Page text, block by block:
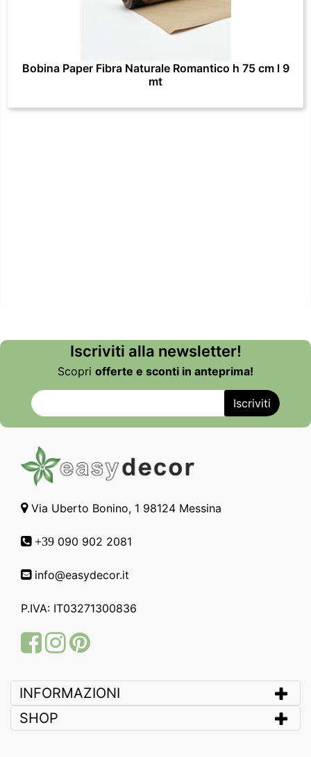
Bobina Paper Fibra Naturale Romantico h 75 cm l 9
mt
Iscriviti alla newsletter!
Scopri offerte e sconti in anteprima!
Via Uberto Bonino, 1 98124 Messina
+39 090 902 2081
info@easydecor.it
P.IVA: IT03271300836
FacebookInstagram
Pinterest
INFORMAZIONI
SHOP